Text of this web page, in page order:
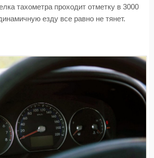
тахометра проходит отметку в 3000
езду все равно не тянет.